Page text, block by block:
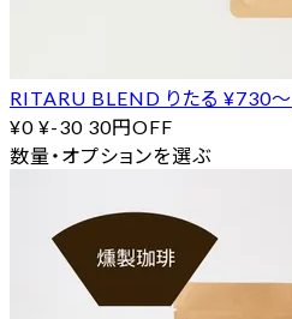
RITARU BLEND りたる ¥730〜
¥0 ¥-30 30円OFF
数量・オプションを選ぶ